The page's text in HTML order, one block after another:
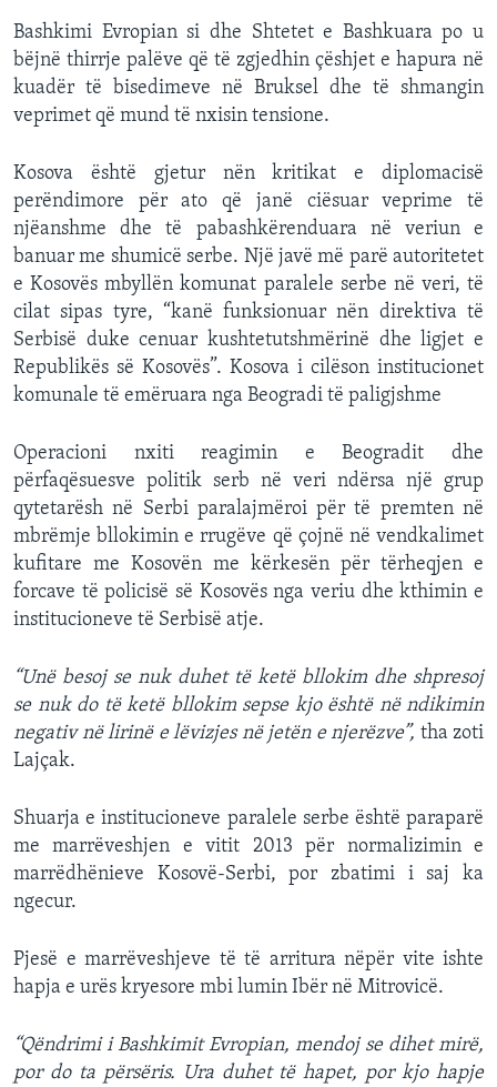
Bashkimi Evropian si dhe Shtetet e Bashkuara po u
bëjnë thirrje palëve që të zgjedhin çëshjet e hapura në
kuadër të bisedimeve në Bruksel dhe të shmangin
veprimet që mund të nxisin tensione.
Kosova është gjetur nën kritikat e diplomacisë
perëndimore për ato që janë ciësuar veprime të
njëanshme dhe të pabashkërenduara në veriun e
banuar me shumicë serbe. Një javë më parë autoritetet
e Kosovës mbyllën komunat paralele serbe në veri, të
cilat sipas tyre, “kanë funksionuar nën direktiva të
Serbisë duke cenuar kushtetutshmërinë dhe ligjet e
Republikës së Kosovës”. Kosova i cilëson institucionet
komunale të emëruara nga Beogradi të paligjshme
Operacioni nxiti reagimin e Beogradit dhe
përfaqësuesve politik serb në veri ndërsa një grup
qytetarësh në Serbi paralajmëroi për të premten në
mbrëmje bllokimin e rrugëve që çojnë në vendkalimet
kufitare me Kosovën me kërkesën për tërheqjen e
forcave të policisë së Kosovës nga veriu dhe kthimin e
institucioneve të Serbisë atje.
“Unë besoj se nuk duhet të ketë bllokim dhe shpresoj
se nuk do të ketë bllokim sepse kjo është në ndikimin
negativ në lirinë e lëvizjes në jetën e njerëzve”, tha zoti
Lajçak.
Shuarja e institucioneve paralele serbe është paraparë
me marrëveshjen e vitit 2013 për normalizimin e
marrëdhënieve Kosovë-Serbi, por zbatimi i saj ka
ngecur.
Pjesë e marrëveshjeve të të arritura nëpër vite ishte
hapja e urës kryesore mbi lumin Ibër në Mitrovicë.
“Qëndrimi i Bashkimit Evropian, mendoj se dihet mirë,
por do ta përsëris. Ura duhet të hapet, por kjo hapje